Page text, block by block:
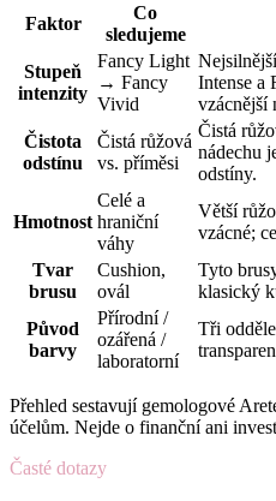
Faktor
Co
sledujeme
Stupeň
intenzity
Fancy Light
→ Fancy
Vivid
Intense a
vzácnější
Čistota
odstínu
Čistá růžová
vs. příměsi
Čistá
nádechu
odstíny.
Hmotnost
Celé a
hraniční
váhy
Větší
vzácné;
Tvar
brusu
Cushion,
ovál
Tyto
klasický
Původ
barvy
Přírodní /
ozářená /
laboratorní
Tři
Přehled sestavují gemologové
účelům. Nejde o finanční ani
Časté dotazy